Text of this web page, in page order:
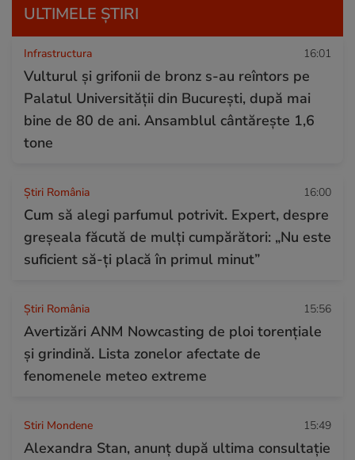
ULTIMELE ȘTIRI
Infrastructura 16:01
Vulturul și grifonii de bronz s-au reîntors pe
Palatul Universității din București, după mai
bine de 80 de ani. Ansamblul cântărește 1,6
tone
Știri România 16:00
Cum să alegi parfumul potrivit. Expert, despre
greșeala făcută de mulți cumpărători: „Nu este
suficient să-ți placă în primul minut”
Știri România 15:56
Avertizări ANM Nowcasting de ploi torențiale
și grindină. Lista zonelor afectate de
fenomenele meteo extreme
Stiri Mondene 15:49
Alexandra Stan, anunț după ultima consultație